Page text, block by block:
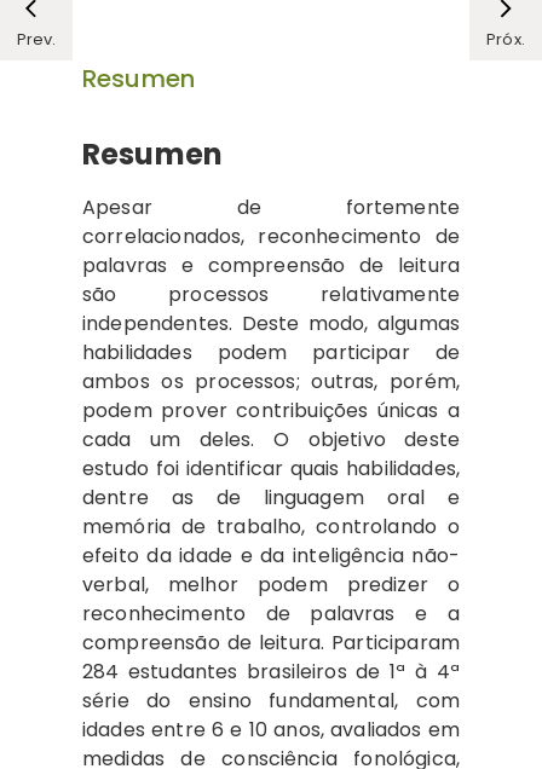
Prev. Próx.
Resumen
Resumen
Apesar de fortemente
correlacionados, reconhecimento de
palavras e compreensão de leitura
são processos relativamente
independentes. Deste modo, algumas
habilidades podem participar de
ambos os processos; outras, porém,
podem prover contribuições únicas a
cada um deles. O objetivo deste
estudo foi identificar quais habilidades,
dentre as de linguagem oral e
memória de trabalho, controlando o
efeito da idade e da inteligência não-
verbal, melhor podem predizer o
reconhecimento de palavras e a
compreensão de leitura. Participaram
284 estudantes brasileiros de 1ª à 4ª
série do ensino fundamental, com
idades entre 6 e 10 anos, avaliados em
medidas de consciência fonológica,